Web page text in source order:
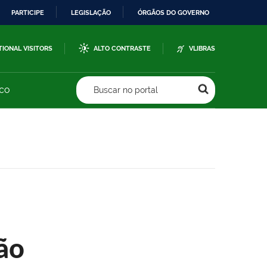
PARTICIPE LEGISLAÇÃO ÓRGÃOS DO GOVERNO
VISITORS ALTO CONTRASTE VLIBRAS
Buscar no portal